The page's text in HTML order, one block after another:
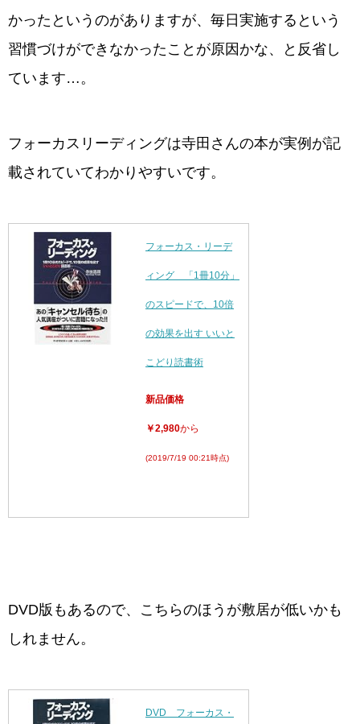
かったというのがありますが、毎日実施するという
習慣づけができなかったことが原因かな、と反省し
ています…。
フォーカスリーディングは寺田さんの本が実例が記
載されていてわかりやすいです。
フォーカス・リーデ
ィング 「1冊10分」
のスピードで、10倍
の効果を出す いいと
こどり読書術
新品価格
￥2,980から
(2019/7/19 00:21時点)
DVD版もあるので、こちらのほうが敷居が低いかも
しれません。
DVD フォーカス・